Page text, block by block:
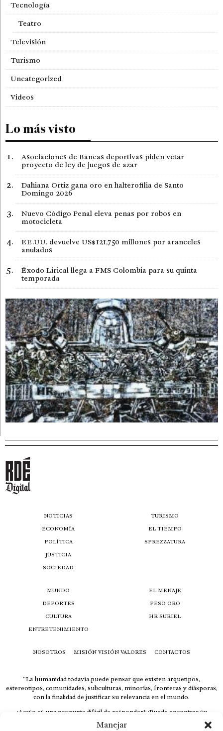
Manejar
Tecnología
Teatro
Televisión
Turismo
Uncategorized
Videos
Lo más visto
Asociaciones de Bancas deportivas piden vetar
proyecto de ley de juegos de azar
Dahiana Ortiz gana oro en halterofilia de Santo
Domingo 2026
Nuevo Código Penal eleva penas por robos en
motocicleta
EE.UU. devuelve US$121,750 millones por aranceles
anulados
Éxodo Lirical llega a FMS Colombia para su quinta
temporada
NOTICIAS
ECONOMÍA
POLÍTICA
JUSTICIA
SOCIEDAD
TURISMO
EL TIEMPO
SPREZZATURA
MUNDO
DEPORTES
CULTURA
ENTRETENIMIENTO
EL MENAJE
PESO ORO
HR SURIEL
NOSOTROS MISIÓN VISIÓN VALORES CONTACTOS
“La humanidad todavía puede pensar que existen arquetipos,
estereotipos, comunidades, subculturas, minorías, fronteras y diásporas,
con la finalidad de justificar su relevancia en el mundo.
¿Acaso es una pregunta difícil de responder? ¿Puede encontrar su
respuesta al instante, otorgando al receptor cuestionado espacio y